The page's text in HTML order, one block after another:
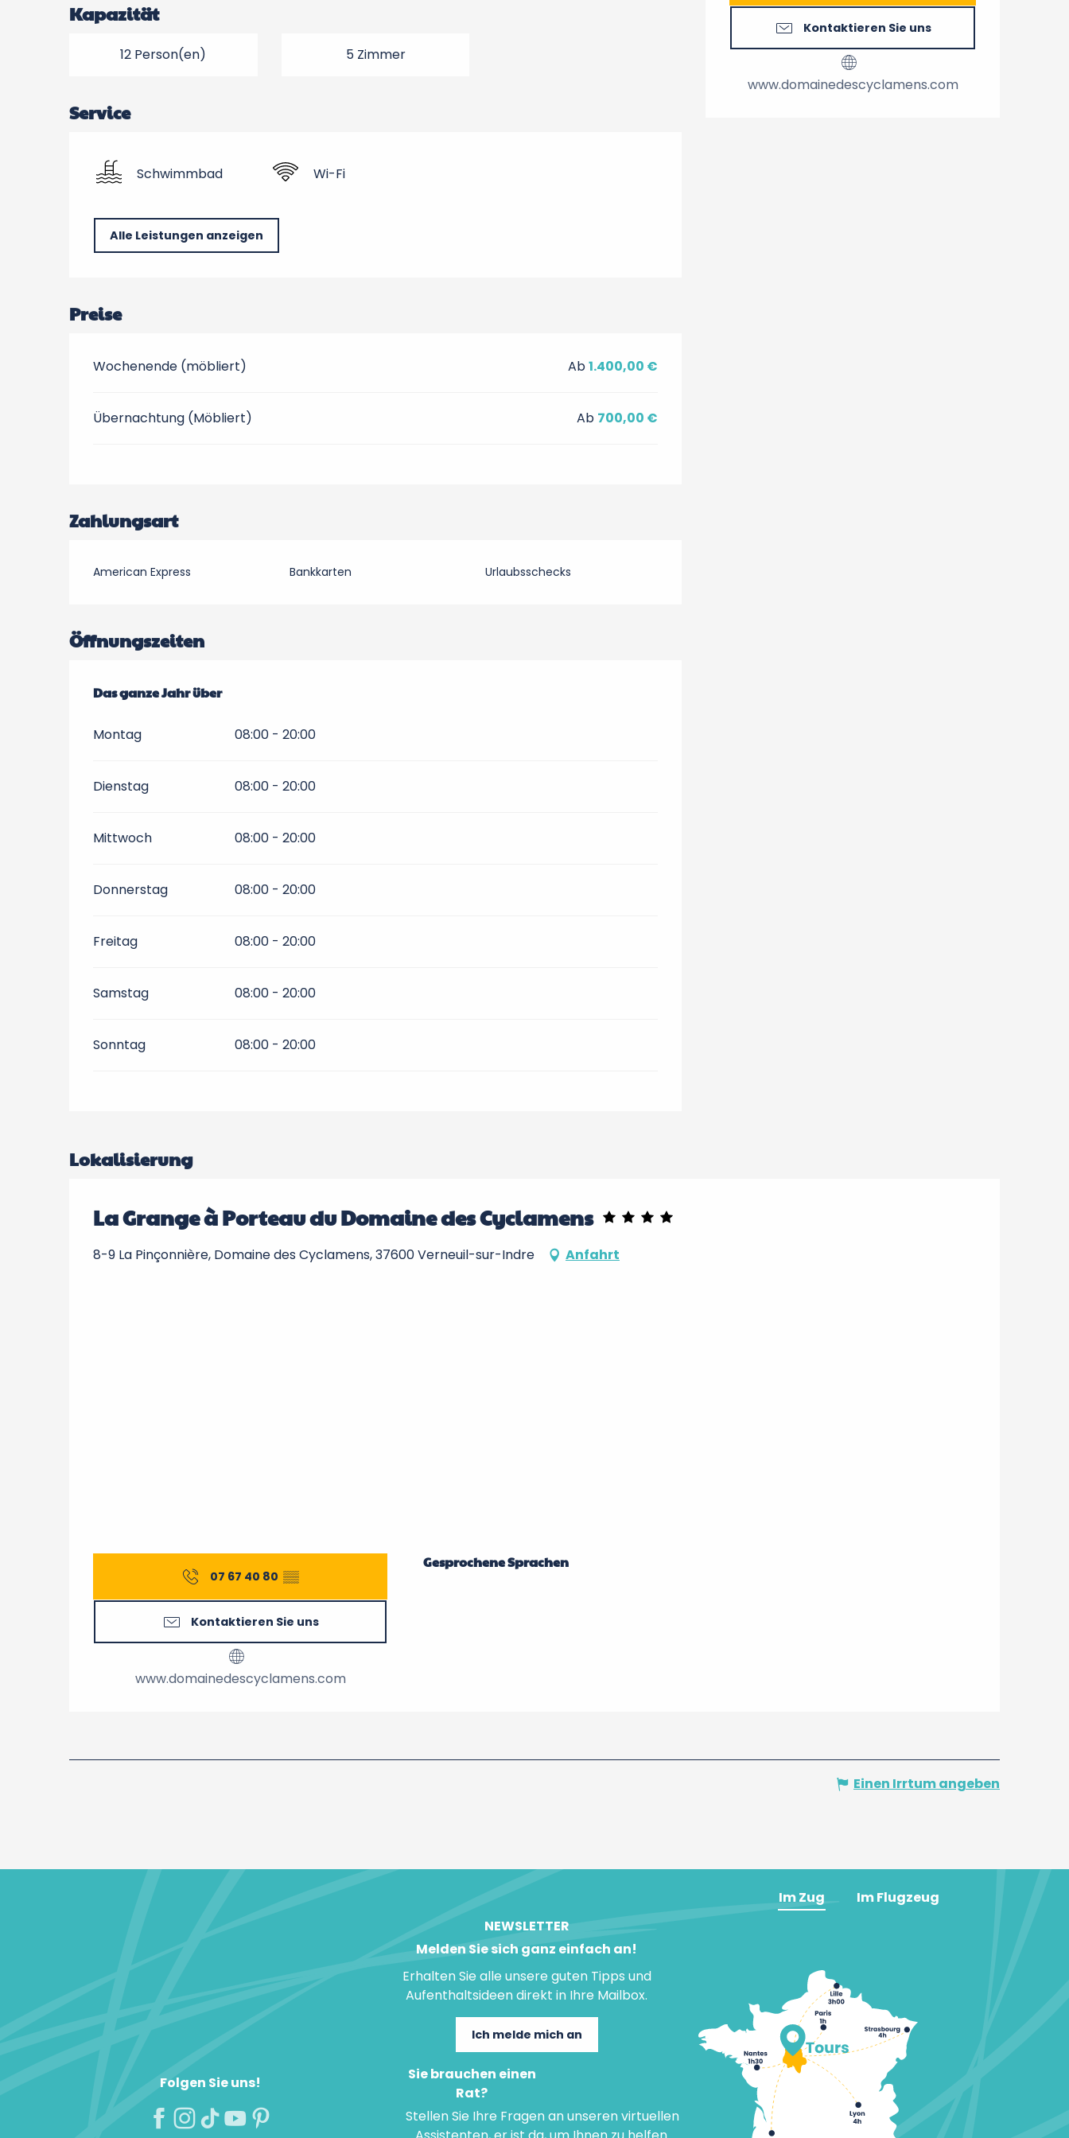
Kontaktieren Sie uns
www.domainedescyclamens.com
Kapazität
12 Person(en) 5 Zimmer
Service
Schwimmbad Wi-Fi
Alle Leistungen anzeigen
Preise
Wochenende (möbliert) Ab1.400,00 €
Übernachtung (Möbliert) Ab 700,00 €
Zahlungsart
American Express Bankkarten Urlaubsschecks
Öffnungszeiten
Das ganze Jahr über
Das ganze Jahr über
Montag 08:00 - 20:00
Dienstag 08:00 - 20:00
Mittwoch 08:00 - 20:00
Donnerstag 08:00 - 20:00
Freitag 08:00 - 20:00
Samstag 08:00 - 20:00
Sonntag 08:00 - 20:00
Lokalisierung
La Grange à Porteau du Domaine des Cyclamens
8-9 La Pinçonnière, Domaine des Cyclamens, 37600 Verneuil-sur-Indre Anfahrt
07 67 40 80 ▒▒
Kontaktieren Sie uns
www.domainedescyclamens.com
Gesprochene Sprachen
Gesprochene Sprachen
Einen Irrtum angeben
Folgen Sie uns!
NEWSLETTER
Melden Sie sich ganz einfach an!
Erhalten Sie alle unsere guten Tipps und
Aufenthaltsideen direkt in Ihre Mailbox.
Ich melde mich an
Sie brauchen einen
Rat?
Stellen Sie Ihre Fragen an unseren virtuellen
Im Zug Im Flugzeug